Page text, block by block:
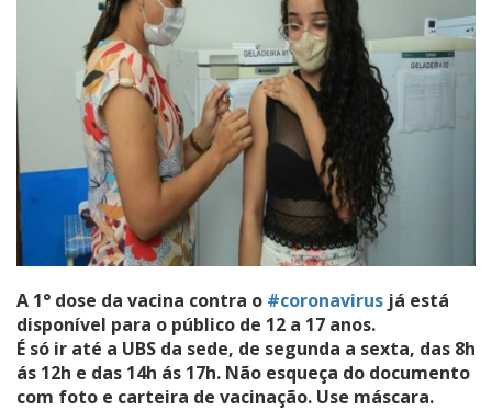
A 1° dose da vacina contra o #coronavirus já está
disponível para o público de 12 a 17 anos.
É só ir até a UBS da sede, de segunda a sexta, das 8h
ás 12h e das 14h ás 17h. Não esqueça do documento
com foto e carteira de vacinação. Use máscara.